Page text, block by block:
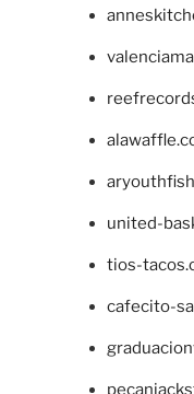
united-
tios-
cafecito-